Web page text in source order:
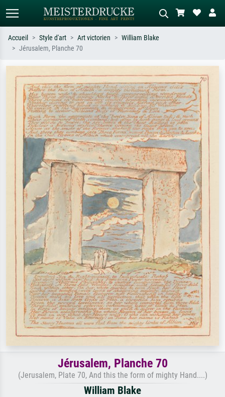
Recherchez par artiste, titre ou style –
ex. Monet, Nuit étoilée,
impressionnisme, vague de Hokusai,
nu.
Décrivez la scène – ex. prairie verte,
abstrait avec beaucoup de rouge,
tableau sombre, nu debout près d'un
arbre.
Accueil Style d'art Art victorien
William Blake
Jérusalem, Planche 70
Jérusalem, Planche 70
(Jerusalem, Plate 70, And this the form of mighty Hand....)
William Blake